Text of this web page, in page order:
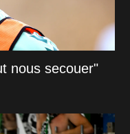
nous secouer"